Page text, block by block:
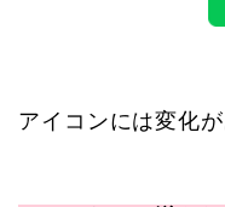
アイコンには変化